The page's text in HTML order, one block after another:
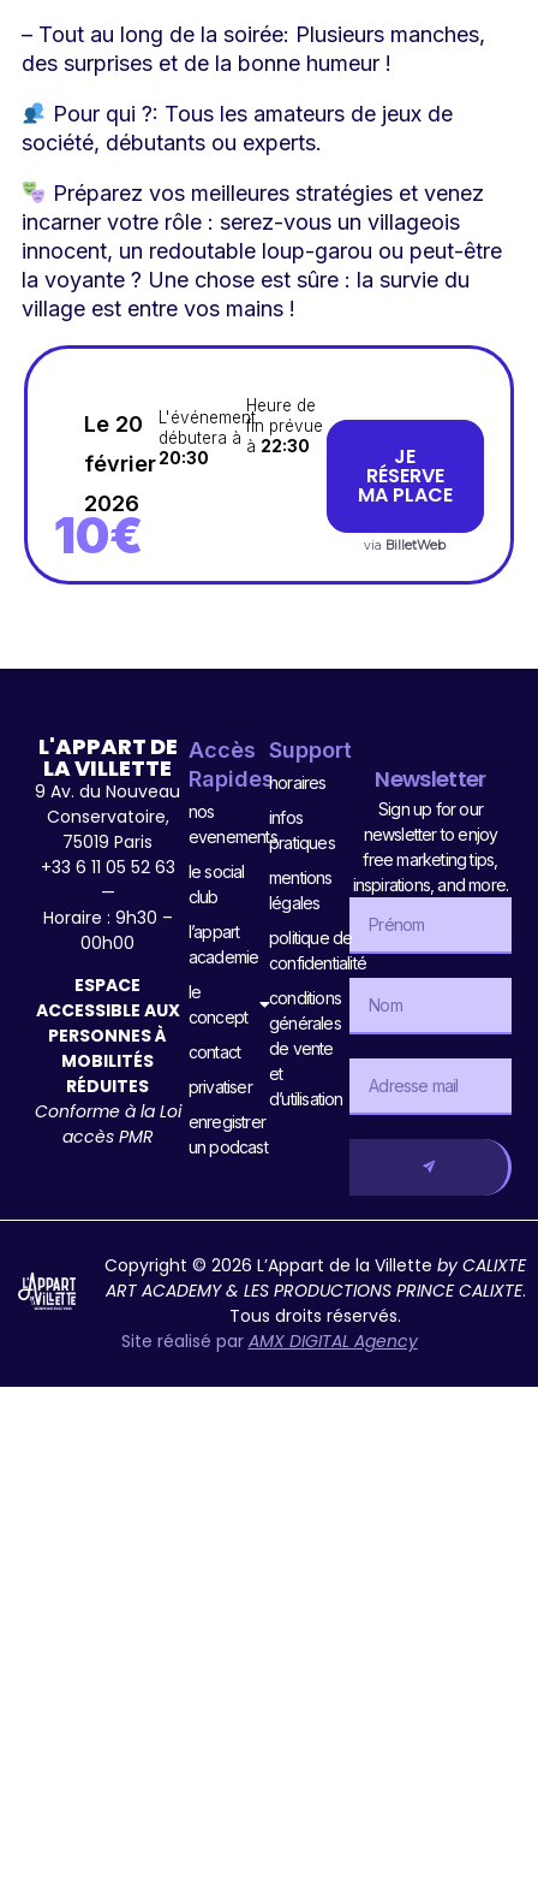
– Tout au long de la soirée: Plusieurs manches,
des surprises et de la bonne humeur !
Pour qui ?: Tous les amateurs de jeux de
société, débutants ou experts.
Préparez vos meilleures stratégies et venez
incarner votre rôle : serez-vous un villageois
innocent, un redoutable loup-garou ou peut-être
la voyante ? Une chose est sûre : la survie du
village est entre vos mains !
10€
Le 20
février
2026
L'événement
débutera à
20:30
Heure de
fin prévue
à 22:30 JE
RÉSERVE
MA PLACE
via BilletWeb
L'APPART DE
LA VILLETTE
9 Av. du Nouveau
Conservatoire,
75019 Paris
+33 6 11 05 52 63
—
Horaire : 9h30 –
00h00
ESPACE
ACCESSIBLE AUX
PERSONNES À
MOBILITÉS
RÉDUITES
Conforme à la Loi
accès PMR
Accès
Rapides
nos
evenements
le social
club
l’appart
academie
le
concept
contact
privatiser
enregistrer
un podcast
Support
horaires
infos
pratiques
mentions
légales
politique de
confidentialité
conditions
générales
de vente
et
d’utilisation
Newsletter
Sign up for our
newsletter to enjoy
free marketing tips,
inspirations, and more.
Copyright © 2026 L’Appart de la Villetteby CALIXTE
ART ACADEMY & LES PRODUCTIONS PRINCE CALIXTE.
Tous droits réservés.
Site réalisé par AMX DIGITAL Agency